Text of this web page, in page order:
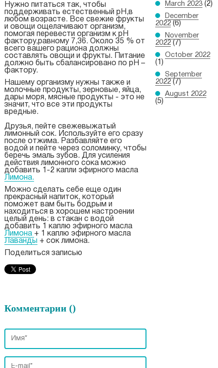
Нужно питаться так, чтобы
поддерживать естественный pН,в
любом возрасте. Все свежие фрукты
и овощи ощелачивают организм,
помогая перевести организм к pH
фактору,равному 7,36. Около 35 % от
всего вашего рациона должны
составлять овощи и фрукты. Питание
должно быть сбалансировано по рН –
фактору.
Нашему организму нужны также и
молочные продукты, зерновые, яйца,
дары моря, мясные продукты - это не
значит, что все эти продукты
вредные.
Друзья, пейте свежевыжатый
лимонный сок. Используйте его сразу
после отжима. Разбавляйте его
водой и пейте через соломинку, чтобы
беречь эмаль зубов. Для усиления
действия лимонного сока можно
добавить 1-2 капли эфирного масла
Лимона.
Можно сделать себе еще один
прекрасный напиток, который
поможет вам быть бодрым и
находиться в хорошем настроении
целый день: в стакан с водой
добавить 1 каплю эфирного масла
Лимона + 1 каплю эфирного масла
Лаванды
+ сок лимона.
Поделиться записью
Комментарии ()
March 2023(2)
December
2022(6)
November
2022(7)
October 2022
(1)
September
2022(7)
August 2022
(5)